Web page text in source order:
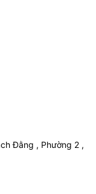
Đằng , Phường 2 ,